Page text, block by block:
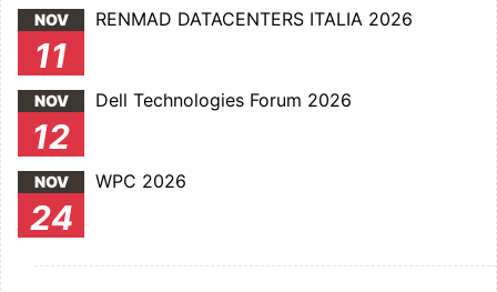
NOV
11
RENMAD DATACENTERS ITALIA 2026
NOV
12
Dell Technologies Forum 2026
NOV
24
WPC 2026